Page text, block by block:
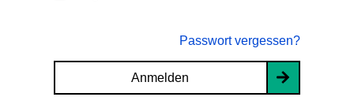
Passwort vergessen?
Anmelden